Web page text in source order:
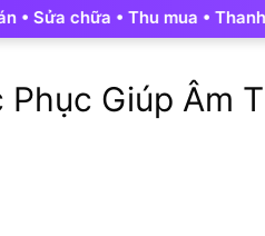
chữa • Thu mua • Thanh lý | ☎️
Giúp Âm